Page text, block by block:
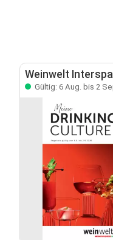
Weinwelt
Gültig: 6 Aug. bis 2